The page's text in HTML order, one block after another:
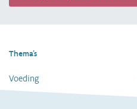
Thema's
Voeding